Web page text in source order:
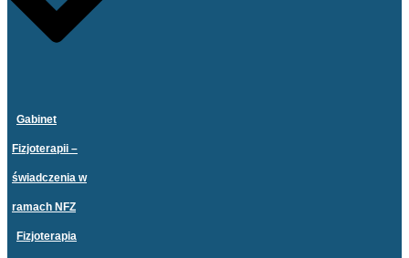
Gabinet
Fizjoterapii –
świadczenia w
ramach NFZ
Fizjoterapia